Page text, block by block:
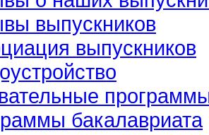
выпускников
выпускников
бакалавриата